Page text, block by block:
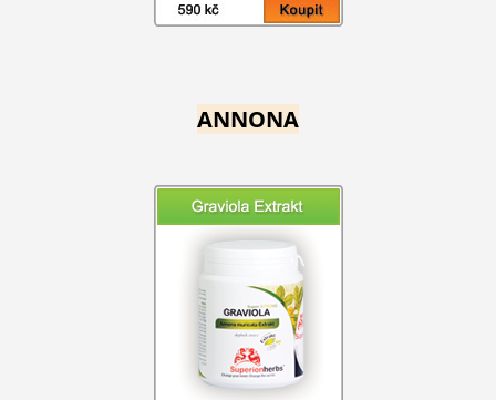
ANNONA